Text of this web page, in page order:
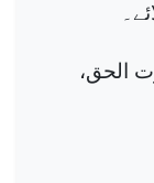
الحق،